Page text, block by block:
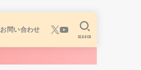
お問い合わせ
SEARCH